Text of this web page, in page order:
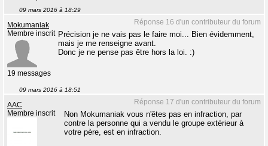
09 mars 2016 à 18:29
Réponse 16 d'un contributeur du forum
Mokumaniak
Membre inscrit
19 messages
Précision je ne vais pas le faire moi... Bien évidemment,
mais je me renseigne avant.
Donc je ne pense pas être hors la loi. :)
09 mars 2016 à 18:51
Réponse 17 d'un contributeur du forum
AAC
Membre inscrit
Non Mokumaniak vous n'êtes pas en infraction, par
contre la personne qui a vendu le groupe extérieur à
votre père, est en infraction.